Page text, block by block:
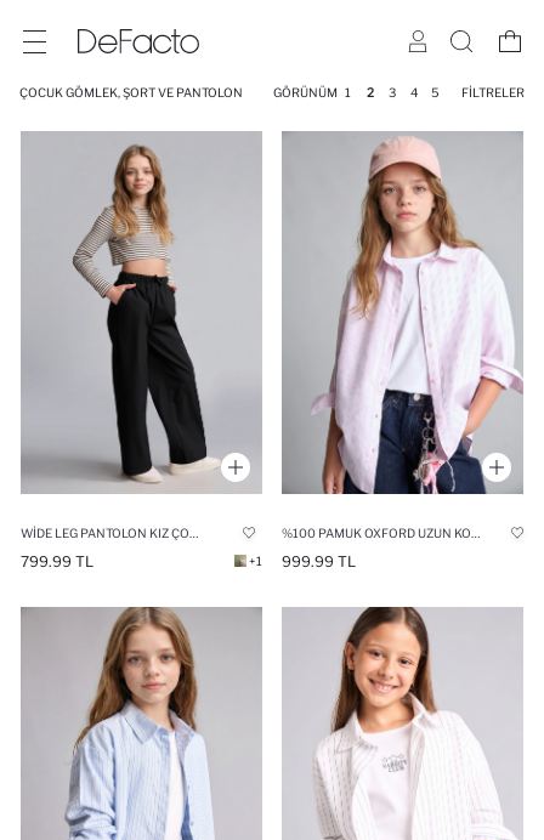
ÇOCUK GÖMLEK, ŞORT VE PANTOLON GÖRÜNÜM 1 2 3 4 5 FILTRELER
799.99 TL +1 999.99 TL